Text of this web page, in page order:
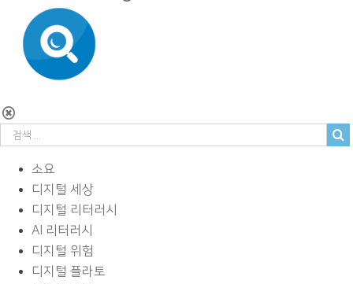
소요
디지털 세상
디지털 리터러시
AI 리터러시
디지털 위험
디지털 플라토